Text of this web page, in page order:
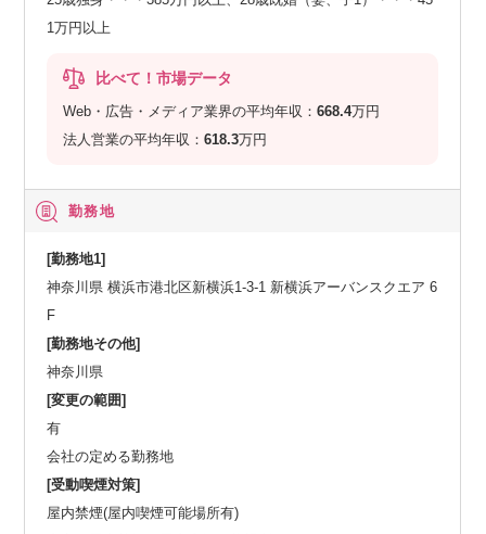
1万円以上
比べて！市場データ
Web・広告・メディア業界の平均年収：668.4万円
法人営業の平均年収：618.3万円
勤務地
[勤務地1]
神奈川県 横浜市港北区新横浜1-3-1 新横浜アーバンスクエア 6
F
[勤務地その他]
神奈川県
[変更の範囲]
有
会社の定める勤務地
[受動喫煙対策]
屋内禁煙(屋内喫煙可能場所有)